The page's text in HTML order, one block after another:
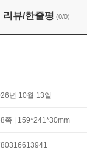
Making of
리뷰/한줄평 (0/0)
년 10월 13일
쪽 | 159*241*30mm